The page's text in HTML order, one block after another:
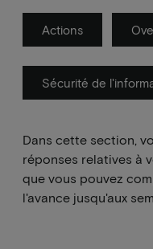
Actions
Sécurité de
Dans cette section,
réponses relatives à
que vous pouvez
l'avance jusqu'aux